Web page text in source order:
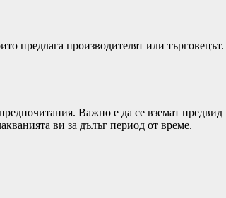
предлага производителят или
Важно е да се вземат предвид
ви за дълъг период от време.